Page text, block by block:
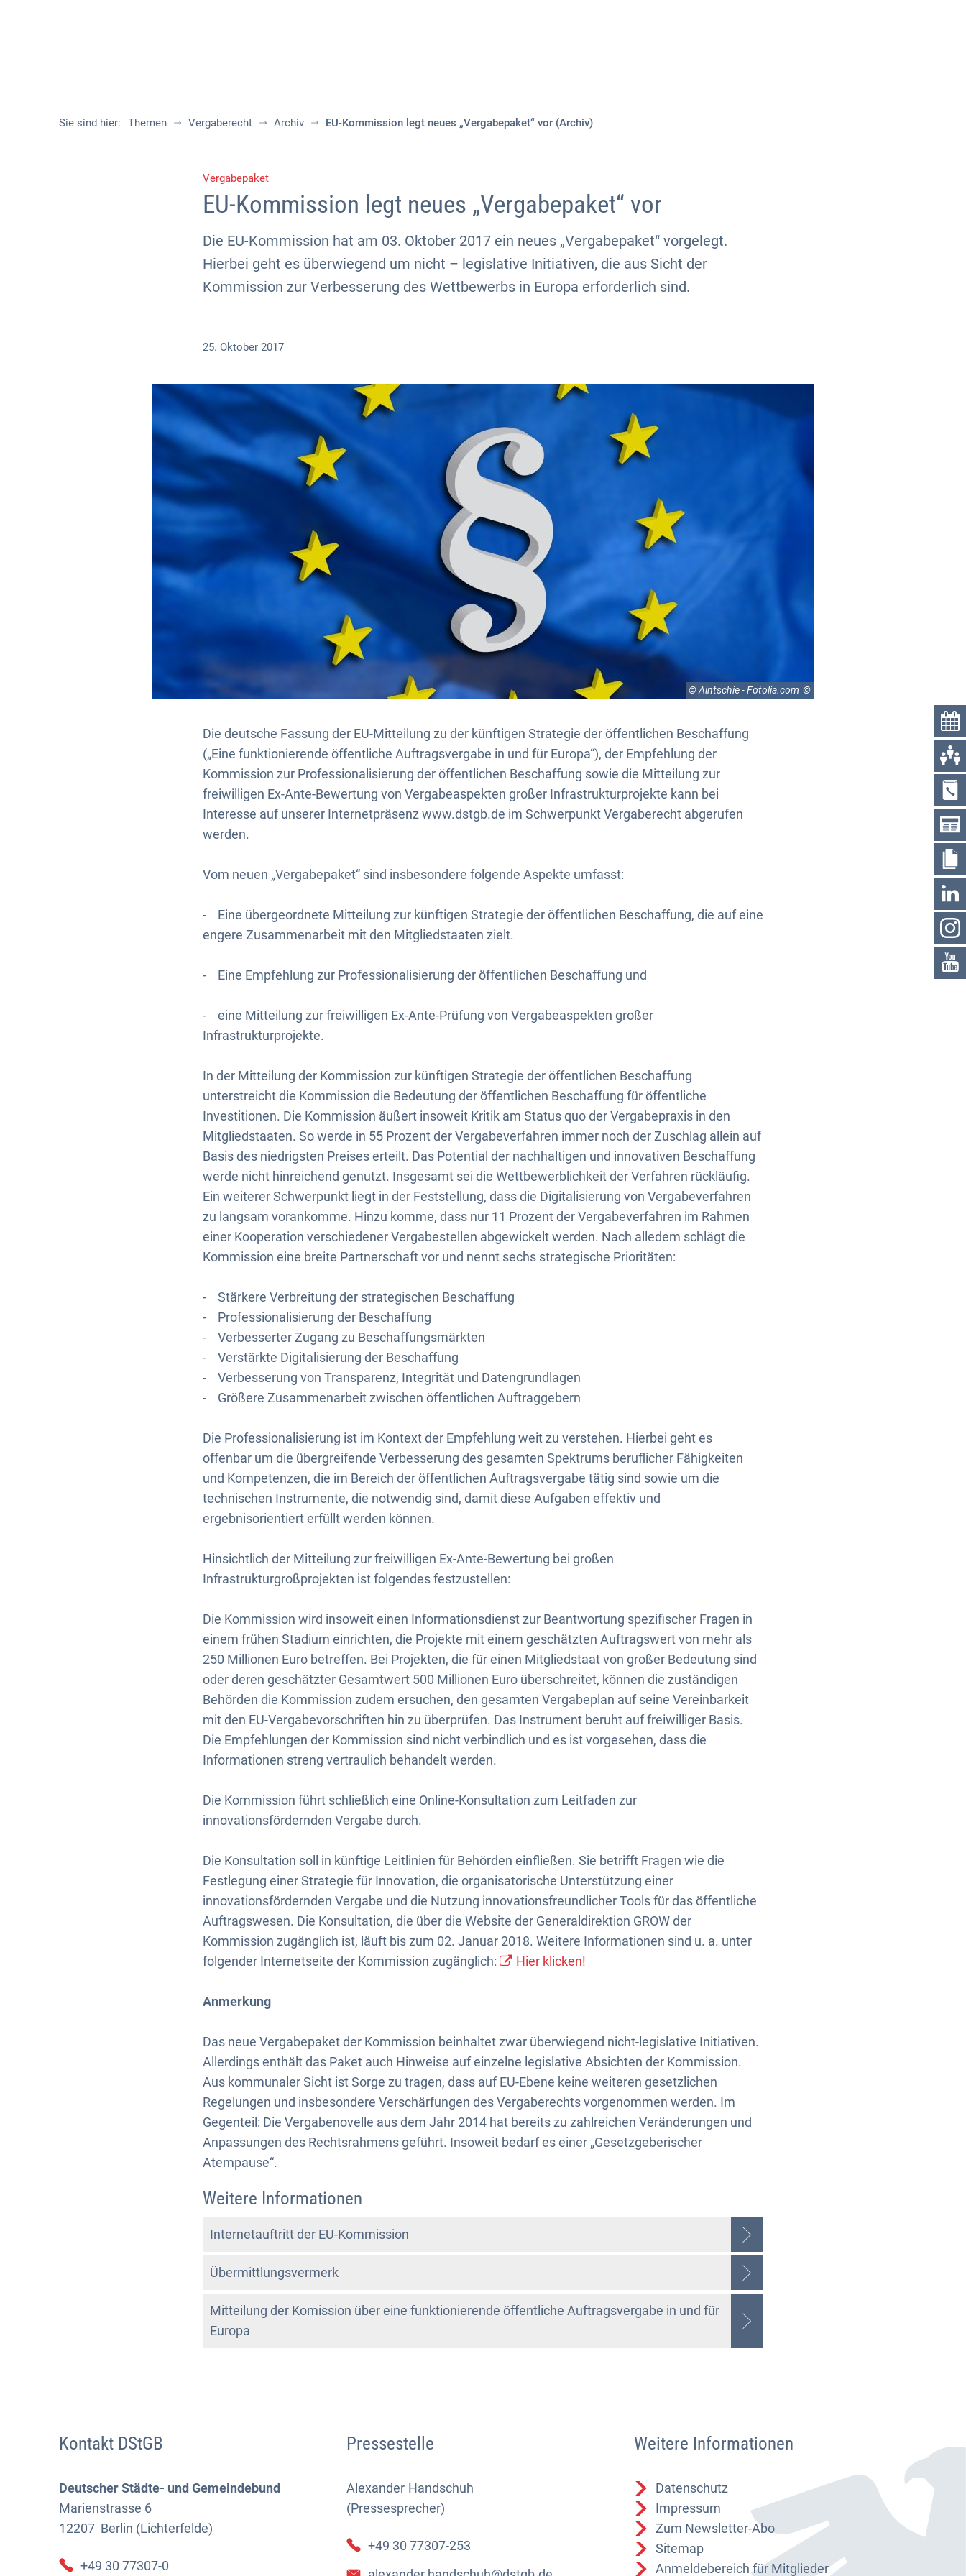
Sie sind hier: Themen Vergaberecht Archiv EU-Kommission legt neues „Vergabepaket“ vor (Archiv)
Vergabepaket
EU-Kommission legt neues „Vergabepaket“ vor
Die EU-Kommission hat am 03. Oktober 2017 ein neues „Vergabepaket“ vorgelegt.
Hierbei geht es überwiegend um nicht – legislative Initiativen, die aus Sicht der
Kommission zur Verbesserung des Wettbewerbs in Europa erforderlich sind.
25. Oktober 2017
© Aintschie - Fotolia.com
Die deutsche Fassung der EU-Mitteilung zu der künftigen Strategie der öffentlichen Beschaffung
(„Eine funktionierende öffentliche Auftragsvergabe in und für Europa“), der Empfehlung der
Kommission zur Professionalisierung der öffentlichen Beschaffung sowie die Mitteilung zur
freiwilligen Ex-Ante-Bewertung von Vergabeaspekten großer Infrastrukturprojekte kann bei
Interesse auf unserer Internetpräsenz www.dstgb.de im Schwerpunkt Vergaberecht abgerufen
werden.
Vom neuen „Vergabepaket“ sind insbesondere folgende Aspekte umfasst:
- Eine übergeordnete Mitteilung zur künftigen Strategie der öffentlichen Beschaffung, die auf eine
engere Zusammenarbeit mit den Mitgliedstaaten zielt.
- Eine Empfehlung zur Professionalisierung der öffentlichen Beschaffung und
- eine Mitteilung zur freiwilligen Ex-Ante-Prüfung von Vergabeaspekten großer
Infrastrukturprojekte.
In der Mitteilung der Kommission zur künftigen Strategie der öffentlichen Beschaffung
unterstreicht die Kommission die Bedeutung der öffentlichen Beschaffung für öffentliche
Investitionen. Die Kommission äußert insoweit Kritik am Status quo der Vergabepraxis in den
Mitgliedstaaten. So werde in 55 Prozent der Vergabeverfahren immer noch der Zuschlag allein auf
Basis des niedrigsten Preises erteilt. Das Potential der nachhaltigen und innovativen Beschaffung
werde nicht hinreichend genutzt. Insgesamt sei die Wettbewerblichkeit der Verfahren rückläufig.
Ein weiterer Schwerpunkt liegt in der Feststellung, dass die Digitalisierung von Vergabeverfahren
zu langsam vorankomme. Hinzu komme, dass nur 11 Prozent der Vergabeverfahren im Rahmen
einer Kooperation verschiedener Vergabestellen abgewickelt werden. Nach alledem schlägt die
Kommission eine breite Partnerschaft vor und nennt sechs strategische Prioritäten:
- Stärkere Verbreitung der strategischen Beschaffung
- Professionalisierung der Beschaffung
- Verbesserter Zugang zu Beschaffungsmärkten
- Verstärkte Digitalisierung der Beschaffung
- Verbesserung von Transparenz, Integrität und Datengrundlagen
- Größere Zusammenarbeit zwischen öffentlichen Auftraggebern
Die Professionalisierung ist im Kontext der Empfehlung weit zu verstehen. Hierbei geht es
offenbar um die übergreifende Verbesserung des gesamten Spektrums beruflicher Fähigkeiten
und Kompetenzen, die im Bereich der öffentlichen Auftragsvergabe tätig sind sowie um die
technischen Instrumente, die notwendig sind, damit diese Aufgaben effektiv und
ergebnisorientiert erfüllt werden können.
Hinsichtlich der Mitteilung zur freiwilligen Ex-Ante-Bewertung bei großen
Infrastrukturgroßprojekten ist folgendes festzustellen:
Die Kommission wird insoweit einen Informationsdienst zur Beantwortung spezifischer Fragen in
einem frühen Stadium einrichten, die Projekte mit einem geschätzten Auftragswert von mehr als
250 Millionen Euro betreffen. Bei Projekten, die für einen Mitgliedstaat von großer Bedeutung sind
oder deren geschätzter Gesamtwert 500 Millionen Euro überschreitet, können die zuständigen
Behörden die Kommission zudem ersuchen, den gesamten Vergabeplan auf seine Vereinbarkeit
mit den EU-Vergabevorschriften hin zu überprüfen. Das Instrument beruht auf freiwilliger Basis.
Die Empfehlungen der Kommission sind nicht verbindlich und es ist vorgesehen, dass die
Informationen streng vertraulich behandelt werden.
Die Kommission führt schließlich eine Online-Konsultation zum Leitfaden zur
innovationsfördernden Vergabe durch.
Die Konsultation soll in künftige Leitlinien für Behörden einfließen. Sie betrifft Fragen wie die
Festlegung einer Strategie für Innovation, die organisatorische Unterstützung einer
innovationsfördernden Vergabe und die Nutzung innovationsfreundlicher Tools für das öffentliche
Auftragswesen. Die Konsultation, die über die Website der Generaldirektion GROW der
Kommission zugänglich ist, läuft bis zum 02. Januar 2018. Weitere Informationen sind u. a. unter
folgender Internetseite der Kommission zugänglich:
Hier klicken!
Anmerkung
Das neue Vergabepaket der Kommission beinhaltet zwar überwiegend nicht-legislative Initiativen.
Allerdings enthält das Paket auch Hinweise auf einzelne legislative Absichten der Kommission.
Aus kommunaler Sicht ist Sorge zu tragen, dass auf EU-Ebene keine weiteren gesetzlichen
Regelungen und insbesondere Verschärfungen des Vergaberechts vorgenommen werden. Im
Gegenteil: Die Vergabenovelle aus dem Jahr 2014 hat bereits zu zahlreichen Veränderungen und
Anpassungen des Rechtsrahmens geführt. Insoweit bedarf es einer „Gesetzgeberischer
Atempause“.
Weitere Informationen
Internetauftritt der EU-Kommission
Übermittlungsvermerk
Mitteilung der Komission über eine funktionierende öffentliche Auftragsvergabe in und für
Europa
Kontakt DStGB
Deutscher Städte- und Gemeindebund
Marienstrasse 6
12207 Berlin (Lichterfelde)
+49 30 77307-0
Pressestelle
Alexander Handschuh
(Pressesprecher)
Alexander Handschuh (Pressesprecher)
+49 30 77307-253
Weitere Informationen
Datenschutz
Impressum
Zum Newsletter-Abo
Sitemap
Anmeldebereich für Mitglieder